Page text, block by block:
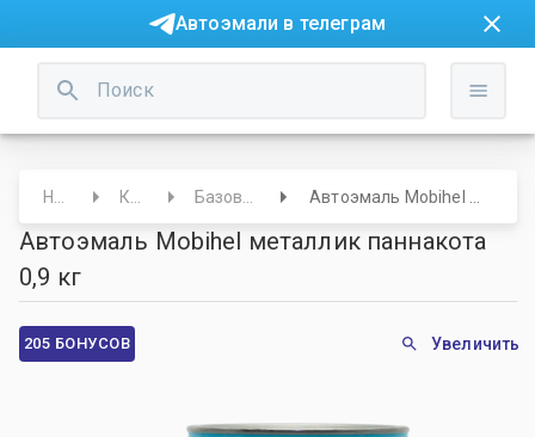
Автоэмали в телеграм
Автоэмаль Mobihel металлик паннакота
0,9 кг
205 БОНУСОВ Увеличить